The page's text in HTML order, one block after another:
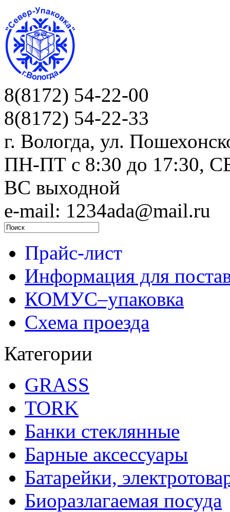
8(8172) 54-22-00
8(8172) 54-22-33
г. Вологда, ул.
ПН-ПТ c 8:30 до 17:30,
ВС выходной
e-mail: 1234ada@mail.ru
Прайс-лист
Информация для
КОМУС–упаковка
Схема проезда
Категории
GRASS
TORK
Банки стеклянные
Барные аксессуары
Батарейки,
Биоразлагаемая посуда